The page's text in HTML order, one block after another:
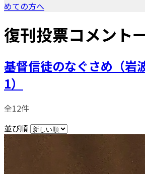
めての方へ
復刊投票コメント
基督信徒のなぐさめ（岩
1）
全12件
並び順